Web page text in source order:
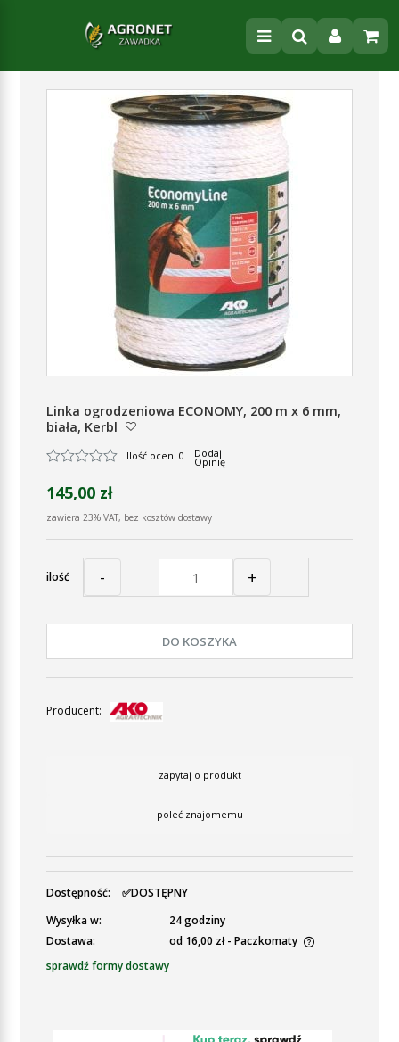
Linka ogrodzeniowa ECONOMY, 200 m x 6 mm,
biała, Kerbl
Ilość ocen: 0 Dodaj
Opinię
145,00 zł
zawiera 23% VAT, bez kosztów dostawy
ilość - +
DO KOSZYKA
Producent:
zapytaj o produkt
poleć znajomemu
Dostępność:
✅DOSTĘPNY
Wysyłka w:
24 godziny
Dostawa:
od 16,00 zł - Paczkomaty
Cena nie zawiera ewentualnych kosztów płatności
sprawdź formy dostawy